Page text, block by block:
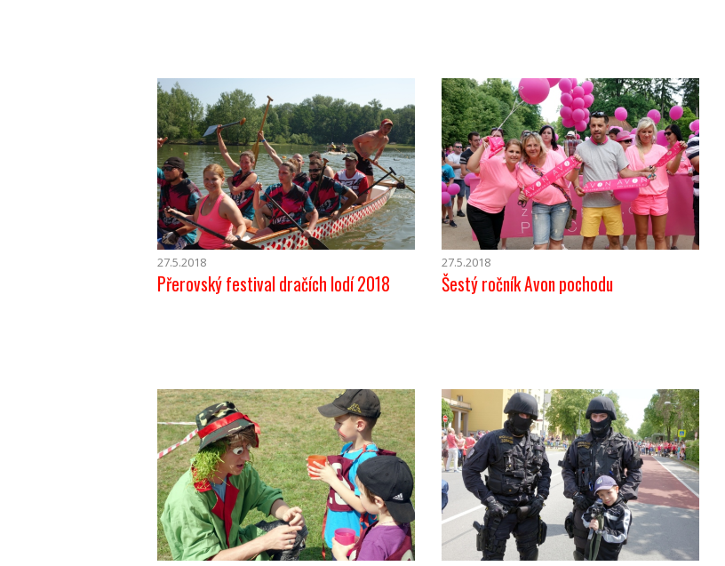
27.5.2018
Přerovský festival dračích lodí 2018
27.5.2018
Šestý ročník Avon pochodu